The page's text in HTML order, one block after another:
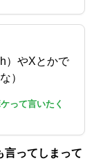
）やXとかで
）
って言いたく
ってしまって